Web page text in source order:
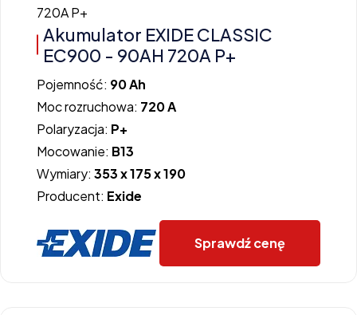
Akumulator EXIDE CLASSIC
EC900 - 90AH 720A P+
Pojemność: 90 Ah
Moc rozruchowa: 720 A
Polaryzacja: P+
Mocowanie: B13
Wymiary: 353 x 175 x 190
Producent: Exide
Sprawdź cenę